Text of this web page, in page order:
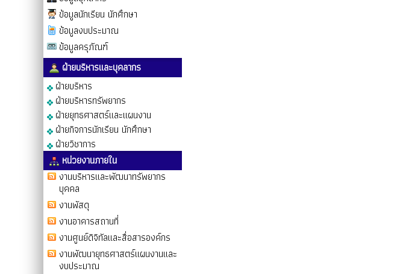
ข้อมูลนักเรียน นักศึกษา
ข้อมูลงบประมาณ
ข้อมูลครุภัณฑ์
ฝ่ายบริหารและบุคลากร
ฝ่ายบริหาร
ฝ่ายบริหารทรัพยากร
ฝ่ายยุทธศาสตร์และแผนงาน
ฝ่ายกิจการนักเรียน นักศึกษา
ฝ่ายวิชาการ
หน่วยงานภายใน
งานบริหารและพัฒนาทรัพยากร
บุคคล
งานพัสดุ
งานอาคารสถานที่
งานศูนย์ดิจิทัลและสื่อสารองค์กร
งานพัฒนายุทธศาสตร์แผนงานและ
งบประมาณ